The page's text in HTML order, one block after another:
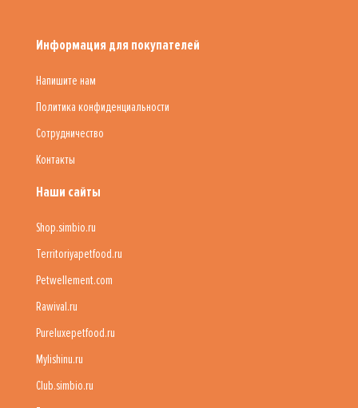
Информация для покупателей
Напишите нам
Политика конфиденциальности
Сотрудничество
Контакты
Наши сайты
Shop.simbio.ru
Territoriyapetfood.ru
Petwellement.com
Rawival.ru
Pureluxepetfood.ru
Mylishinu.ru
Club.simbio.ru